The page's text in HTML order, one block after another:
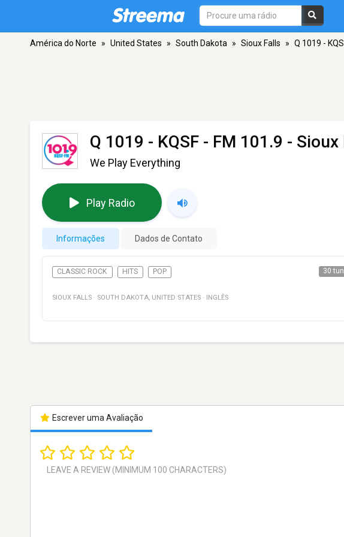
América do Norte » United States » South Dakota » Sioux Falls » Q 1019 -
Q 1019 - KQSF - FM 101.9 - Sioux
We Play Everything
Play Radio
Informações Dados de Contato
CLASSIC ROCK HITS POP 30
SIOUX FALLS · SOUTH DAKOTA, UNITED STATES · INGLÊS
Escrever uma Avaliação